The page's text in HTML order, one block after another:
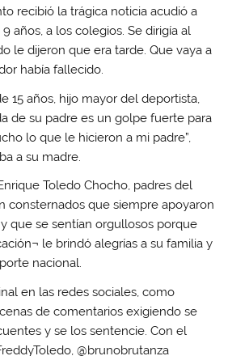
recibió la trágica noticia acudió a
años, a los colegios. Se dirigía al
le dijeron que era tarde. Que vaya a
había fallecido.
15 años, hijo mayor del deportista,
de su padre es un golpe fuerte para
lo que le hicieron a mi padre”,
a su madre.
Toledo Chocho, padres del
consternados que siempre apoyaron
que se sentían orgullosos porque
le brindó alegrías a su familia y
nacional.
en las redes sociales, como
de comentarios exigiendo se
y se los sentencie. Con el
@brunobrutanza